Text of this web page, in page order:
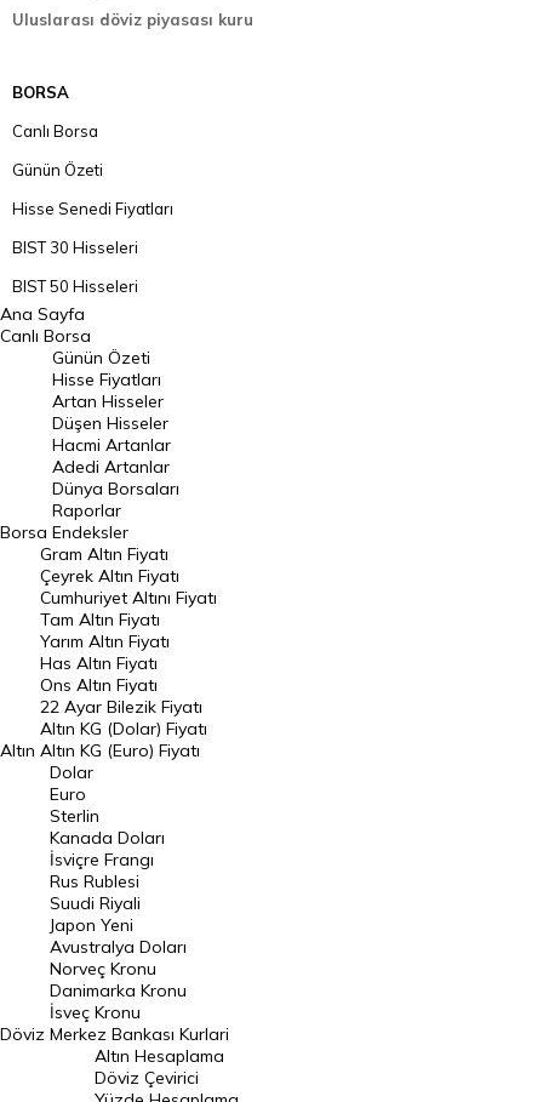
Uluslarası döviz piyasası kuru
BORSA
Canlı Borsa
Günün Özeti
Hisse Senedi Fiyatları
BIST 30 Hisseleri
BIST 50 Hisseleri
BIST 100 Hisseleri
En Çok Artan Hisseler
En Çok Düşen Hisseler
Hacmi Artanlar
Geçmiş Kapanışlar
Dünya Borsaları
Raporlar
Endeksler
DÖVİZ
Döviz Kuru
Dolar Kuru
Euro Kuru
Pound Kuru
Frank Kuru
Riyal Kuru
Avustralya Doları
Danimarka Kronu Kuru
Kanada Doları Kuru
Norveç Kronu Kuru
İsveç Kronu Kuru
Ana Sayfa
Canlı Borsa
Borsa
Günün Özeti
Hisse Fiyatları
Artan Hisseler
Düşen Hisseler
Hacmi Artanlar
Adedi Artanlar
Dünya Borsaları
Raporlar
Endeksler
Altın
Gram Altın Fiyatı
Çeyrek Altın Fiyatı
Cumhuriyet Altını Fiyatı
Tam Altın Fiyatı
Yarım Altın Fiyatı
Has Altın Fiyatı
Ons Altın Fiyatı
22 Ayar Bilezik Fiyatı
Altın KG (Dolar) Fiyatı
Altın KG (Euro) Fiyatı
Döviz
Dolar
Euro
Sterlin
Kanada Doları
İsviçre Frangı
Rus Rublesi
Suudi Riyali
Japon Yeni
Avustralya Doları
Norveç Kronu
Danimarka Kronu
İsveç Kronu
Merkez Bankası Kurlari
Altın Hesaplama
Döviz Çevirici